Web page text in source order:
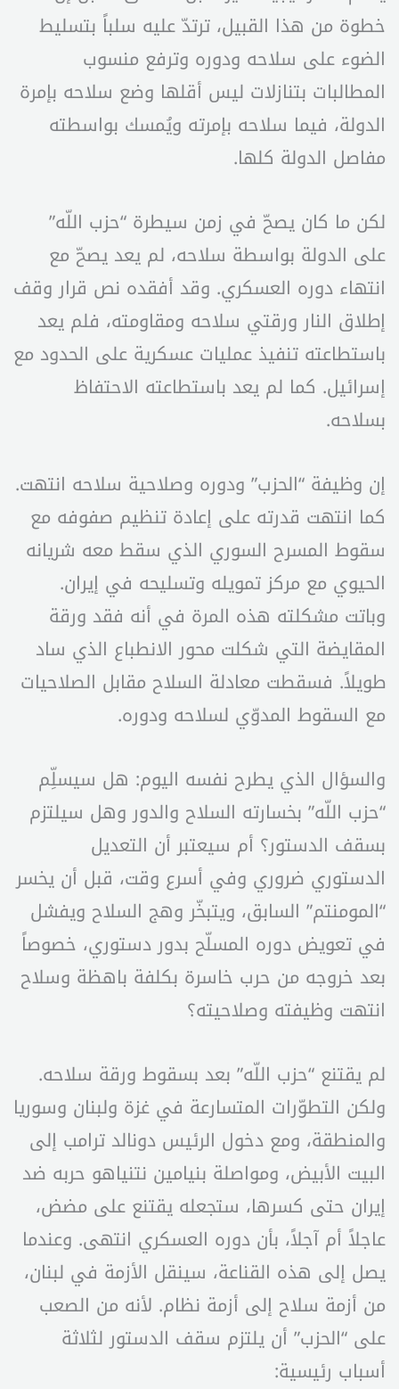
خطوة من هذا القبيل، ترتدّ عليه سلباً بتسليط
الضوء على سلاحه ودوره وترفع منسوب
المطالبات بتنازلات ليس أقلها وضع سلاحه بإمرة
الدولة، فيما سلاحه بإمرته ويُمسك بواسطته
مفاصل الدولة كلها.
لكن ما كان يصحّ في زمن سيطرة “حزب اللّه”
على الدولة بواسطة سلاحه، لم يعد يصحّ مع
انتهاء دوره العسكري. وقد أفقده نص قرار وقف
إطلاق النار ورقتي سلاحه ومقاومته، فلم يعد
باستطاعته تنفيذ عمليات عسكرية على الحدود مع
إسرائيل. كما لم يعد باستطاعته الاحتفاظ
بسلاحه.
إن وظيفة “الحزب” ودوره وصلاحية سلاحه انتهت.
كما انتهت قدرته على إعادة تنظيم صفوفه مع
سقوط المسرح السوري الذي سقط معه شريانه
الحيوي مع مركز تمويله وتسليحه في إيران.
وباتت مشكلته هذه المرة في أنه فقد ورقة
المقايضة التي شكلت محور الانطباع الذي ساد
طويلاً. فسقطت معادلة السلاح مقابل الصلاحيات
مع السقوط المدوّي لسلاحه ودوره.
والسؤال الذي يطرح نفسه اليوم: هل سيسلِّم
“حزب اللّه” بخسارته السلاح والدور وهل سيلتزم
بسقف الدستور؟ أم سيعتبر أن التعديل
الدستوري ضروري وفي أسرع وقت، قبل أن يخسر
“المومنتم” السابق، ويتبخّر وهج السلاح ويفشل
في تعويض دوره المسلّح بدور دستوري، خصوصاً
بعد خروجه من حرب خاسرة بكلفة باهظة وسلاح
انتهت وظيفته وصلاحيته؟
لم يقتنع “حزب اللّه” بعد بسقوط ورقة سلاحه.
ولكن التطوّرات المتسارعة في غزة ولبنان وسوريا
والمنطقة، ومع دخول الرئيس دونالد ترامب إلى
البيت الأبيض، ومواصلة بنيامين نتنياهو حربه ضد
إيران حتى كسرها، ستجعله يقتنع على مضض،
عاجلاً أم آجلاً، بأن دوره العسكري انتهى. وعندما
يصل إلى هذه القناعة، سينقل الأزمة في لبنان،
من أزمة سلاح إلى أزمة نظام. لأنه من الصعب
على “الحزب” أن يلتزم سقف الدستور لثلاثة
أسباب رئيسية: